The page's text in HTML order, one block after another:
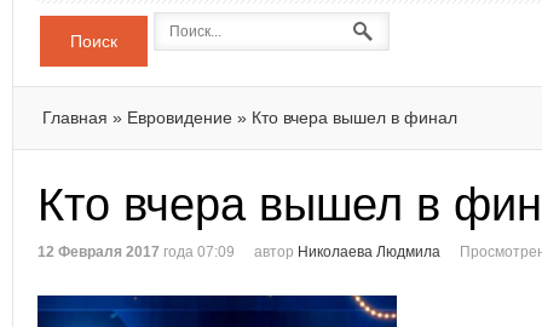
Поиск
Главная » Евровидение » Кто вчера вышел в финал
Кто вчера вышел в
12 Февраля 2017 года 07:09 автор Николаева Людмила